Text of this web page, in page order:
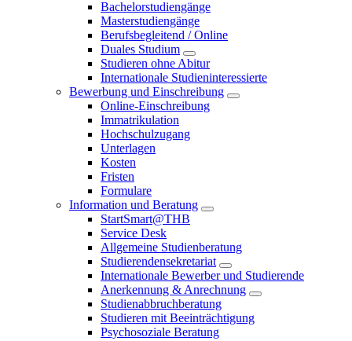
Bachelorstudiengänge
Masterstudiengänge
Berufsbegleitend / Online
Duales Studium
Studieren ohne Abitur
Internationale Studieninteressierte
Bewerbung und Einschreibung
Online-Einschreibung
Immatrikulation
Hochschulzugang
Unterlagen
Kosten
Fristen
Formulare
Information und Beratung
StartSmart@THB
Service Desk
Allgemeine Studienberatung
Studierendensekretariat
Internationale Bewerber und Studierende
Anerkennung & Anrechnung
Studienabbruchberatung
Studieren mit Beeinträchtigung
Psychosoziale Beratung